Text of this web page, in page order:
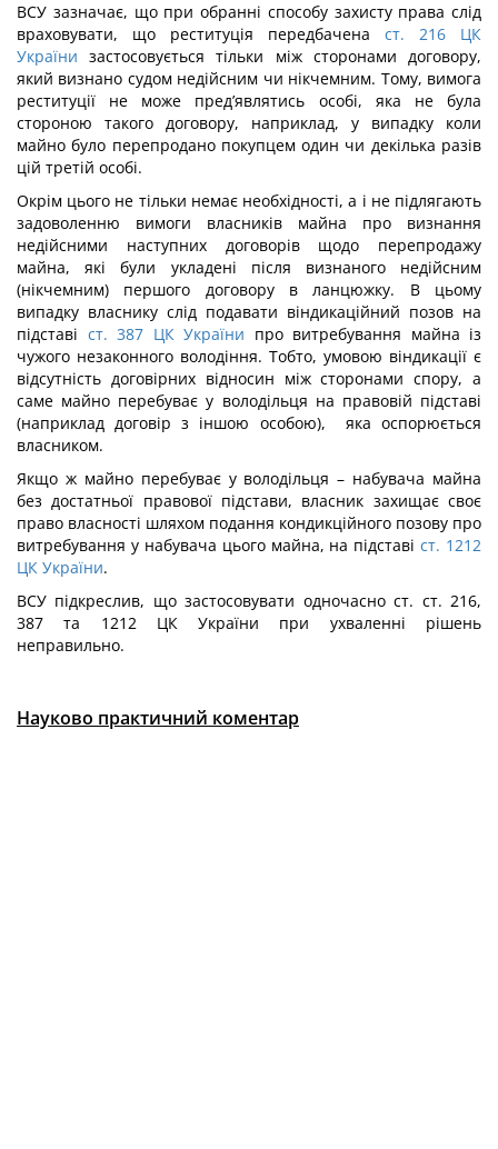
ВСУ зазначає, що при обранні способу захисту права слід
враховувати, що реституція передбачена ст. 216 ЦК
України застосовується тільки між сторонами договору,
який визнано судом недійсним чи нікчемним. Тому, вимога
реституції не може пред’являтись особі, яка не була
стороною такого договору, наприклад, у випадку коли
майно було перепродано покупцем один чи декілька разів
цій третій особі.
Окрім цього не тільки немає необхідності, а і не підлягають
задоволенню вимоги власників майна про визнання
недійсними наступних договорів щодо перепродажу
майна, які були укладені після визнаного недійсним
(нікчемним) першого договору в ланцюжку. В цьому
випадку власнику слід подавати віндикаційний позов на
підставі ст. 387 ЦК України про витребування майна із
чужого незаконного володіння. Тобто, умовою віндикації є
відсутність договірних відносин між сторонами спору, а
саме майно перебуває у володільця на правовій підставі
(наприклад договір з іншою особою), яка оспорюється
власником.
Якщо ж майно перебуває у володільця – набувача майна
без достатньої правової підстави, власник захищає своє
право власності шляхом подання кондикційного позову про
витребування у набувача цього майна, на підставіст. 1212
ЦК України.
ВСУ підкреслив, що застосовувати одночасно ст. ст. 216,
387 та 1212 ЦК України при ухваленні рішень
неправильно.
Науково практичний коментар